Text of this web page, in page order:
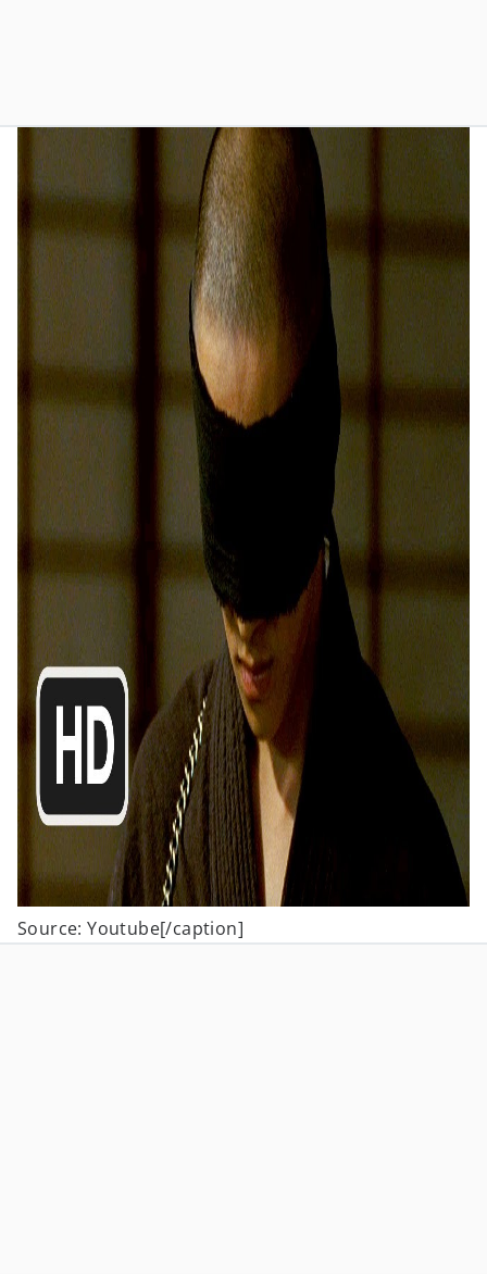
Source: Youtube[/caption]